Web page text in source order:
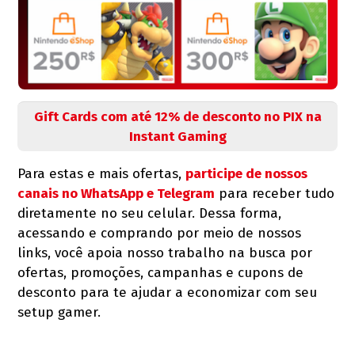
Gift Cards com até 12% de desconto no PIX na
Instant Gaming
Para estas e mais ofertas, participe de nossos
canais no WhatsApp e Telegram para receber tudo
diretamente no seu celular. Dessa forma,
acessando e comprando por meio de nossos
links, você apoia nosso trabalho na busca por
ofertas, promoções, campanhas e cupons de
desconto para te ajudar a economizar com seu
setup gamer.